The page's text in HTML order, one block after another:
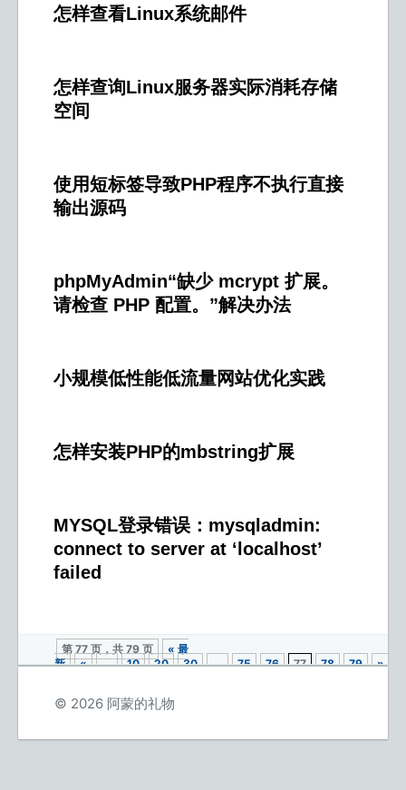
怎样查看Linux系统邮件
怎样查询Linux服务器实际消耗存储
空间
使用短标签导致PHP程序不执行直接
输出源码
phpMyAdmin“缺少 mcrypt 扩展。
请检查 PHP 配置。”解决办法
小规模低性能低流量网站优化实践
怎样安装PHP的mbstring扩展
MYSQL登录错误：mysqladmin:
connect to server at ‘localhost’
failed
第 77 页，共 79 页
« 最
新
« ... 10 20 30 ... 75 76 77 78 79 »
© 2026 阿蒙的礼物